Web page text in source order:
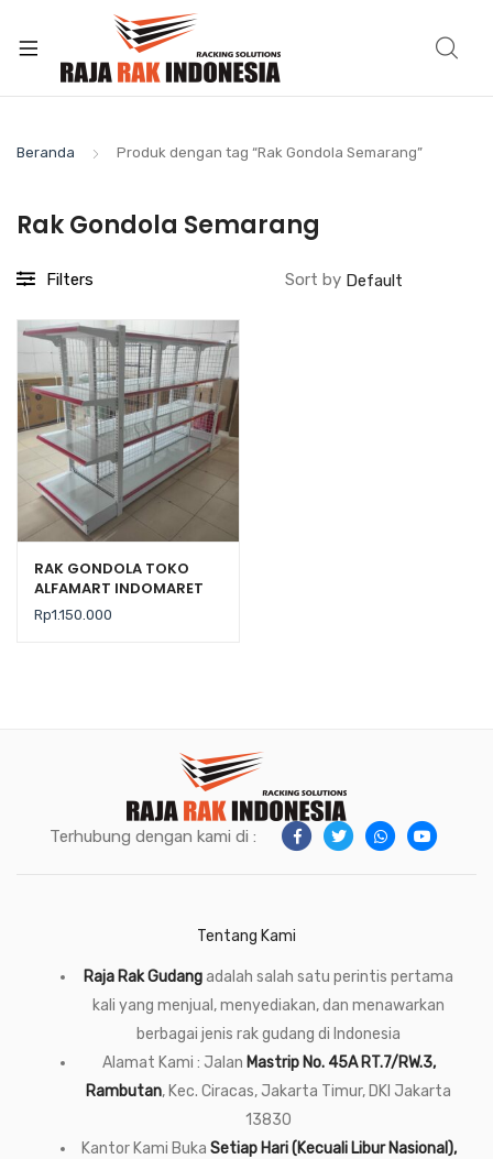
Beranda Produk dengan tag “Rak Gondola Semarang”
Rak Gondola Semarang
Filters Sort by
RAK GONDOLA TOKO
ALFAMART INDOMARET
TIPE RR-150 RAJA RAK
Rp1.150.000
Terhubung dengan kami di :
Tentang Kami
Raja Rak Gudangadalah salah satu perintis pertama
kali yang menjual, menyediakan, dan menawarkan
berbagai jenis rak gudang di Indonesia
Alamat Kami : Jalan Mastrip No. 45A RT.7/RW.3,
Rambutan, Kec. Ciracas, Jakarta Timur, DKI Jakarta
13830
Kantor Kami Buka Setiap Hari (Kecuali Libur Nasional),